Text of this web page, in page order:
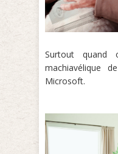
Surtout
machiavélique
Microsoft.